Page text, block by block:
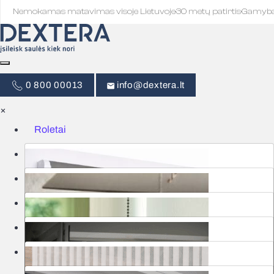
Nemokamas matavimas visoje Lietuvoje·30 metų patirtis·
0 800 00013 info@dextera.lt
×
Roletai
Išmanus valdymas
Tinkleliai
Užuolaidos